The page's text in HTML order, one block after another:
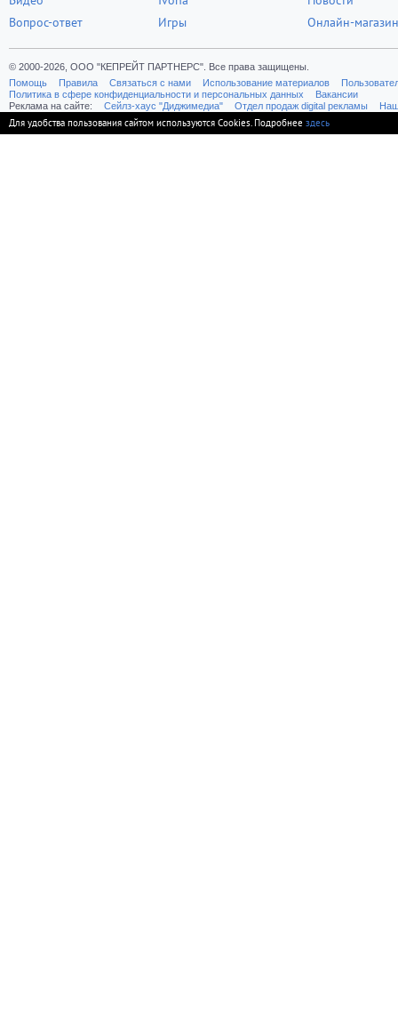
Вопрос-ответ
Игры
Онлайн-магазин
© 2000-2026, ООО "КЕПРЕЙТ ПАРТНЕРС". Все права защищены.
Помощь
Правила Связаться с нами Использование материалов
Политика в сфере конфиденциальности и персональных данных
Вакансии
Реклама на сайте:
Cейлз-хаус "Диджимедиа" Отдел продаж digital рекламы
Для удобства пользования сайтом используются Cookies. Подробнее здесь